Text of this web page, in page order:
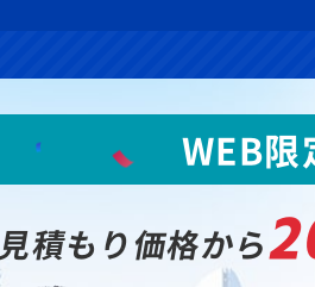
WEB限
積もり価格から